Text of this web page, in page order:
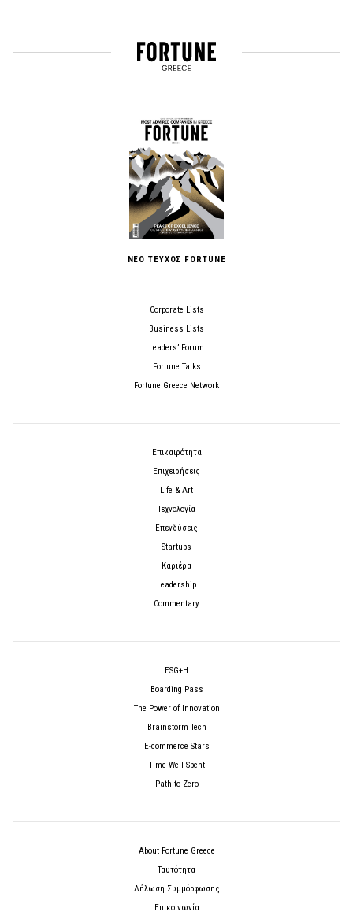
ΝΕΟ ΤΕΥΧΟΣ FORTUNE
Corporate Lists
Business Lists
Leaders’ Forum
Fortune Talks
Fortune Greece Network
Επικαιρότητα
Επιχειρήσεις
Life & Art
Τεχνολογία
Επενδύσεις
Startups
Καριέρα
Leadership
Commentary
ESG+H
Boarding Pass
The Power of Innovation
Brainstorm Tech
E-commerce Stars
Time Well Spent
Path to Zero
About Fortune Greece
Ταυτότητα
Δήλωση Συμμόρφωσης
Επικοινωνία